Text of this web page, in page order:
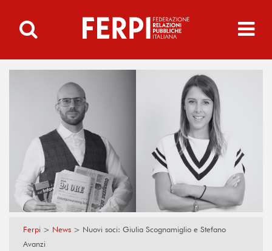
Ferpi > News > Nuovi soci: Giulia Scognamiglio e Stefano
Avanzi